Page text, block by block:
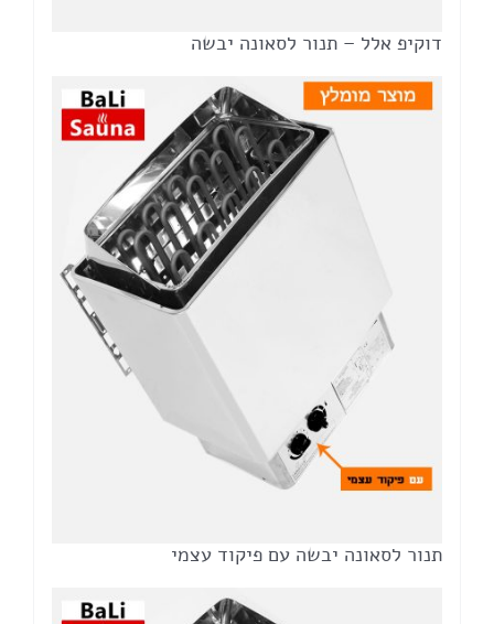
דוקיפ אלל – תנור לסאונה יבשה
תנור לסאונה יבשה עם פיקוד עצמי